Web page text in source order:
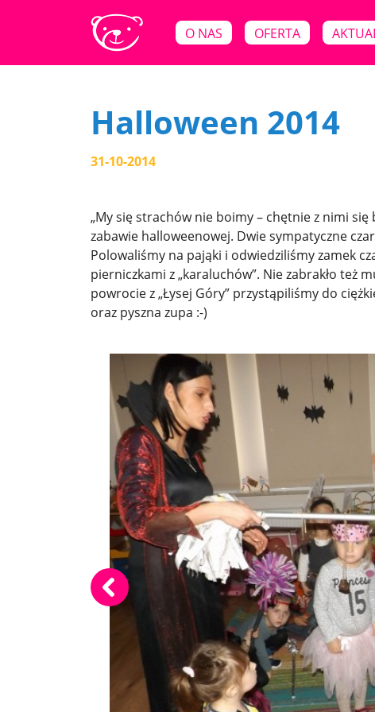
O NAS OFERTA
Halloween 2014
31-10-2014
„My się strachów nie boimy – chętnie z nimi
zabawie halloweenowej. Dwie sympatyczne
Polowaliśmy na pająki i odwiedziliśmy zamek
pierniczkami z „karaluchów”. Nie zabrakło też
powrocie z „Łysej Góry” przystąpiliśmy do
oraz pyszna zupa :-)